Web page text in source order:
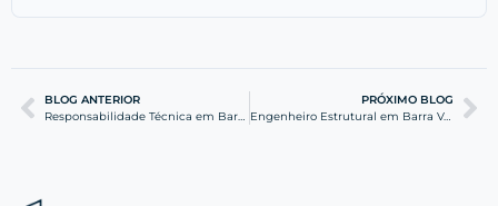
BLOG ANTERIOR
Responsabilidade Técnica em Barra Velha: Guia Completo
PRÓXIMO BLOG
Engenheiro Estrutural em Barra Velha: Segurança e Eficiência